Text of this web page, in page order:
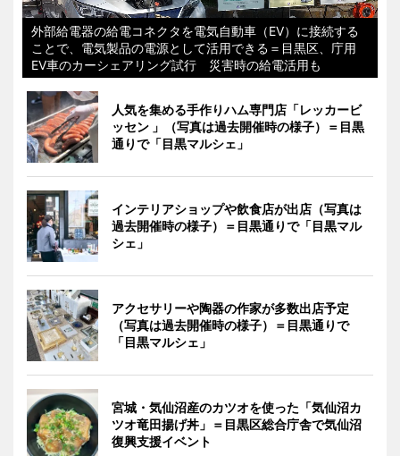
外部給電器の給電コネクタを電気自動車（EV）に接続する
ことで、電気製品の電源として活用できる＝目黒区、庁用
EV車のカーシェアリング試行 災害時の給電活用も
人気を集める手作りハム専門店「レッカービ
ッセン 」（写真は過去開催時の様子）＝目黒
通りで「目黒マルシェ」
インテリアショップや飲食店が出店（写真は
過去開催時の様子）＝目黒通りで「目黒マル
シェ」
アクセサリーや陶器の作家が多数出店予定
（写真は過去開催時の様子）＝目黒通りで
「目黒マルシェ」
宮城・気仙沼産のカツオを使った「気仙沼カ
ツオ竜田揚げ丼」＝目黒区総合庁舎で気仙沼
復興支援イベント